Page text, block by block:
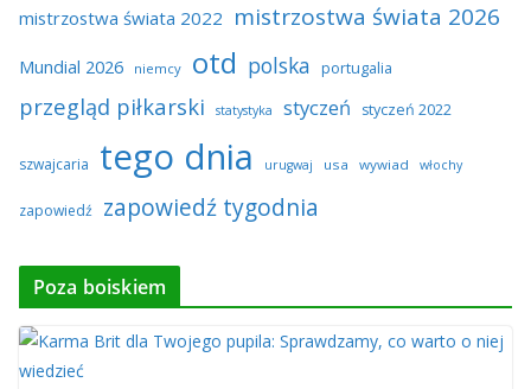
mistrzostwa świata 2022 mistrzostwa świata 2026
Mundial 2026 niemcy otd polska portugalia
przegląd piłkarski statystyka styczeń styczeń 2022
szwajcaria tego dnia urugwaj usa wywiad włochy
zapowiedź zapowiedź tygodnia
Poza boiskiem